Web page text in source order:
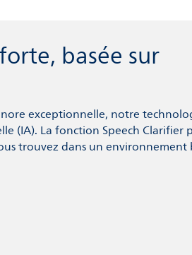
basée sur
exceptionnelle, notre
(IA). La fonction Speech Clarifier
trouvez dans un